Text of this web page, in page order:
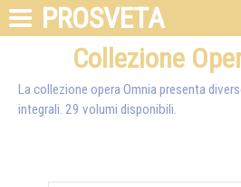
PROSVETA
Collezione
La collezione opera Omnia presenta
integrali. 29 volumi disponibili.